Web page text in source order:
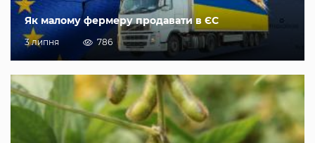
Як малому фермеру продавати в ЄС
3 липня 786